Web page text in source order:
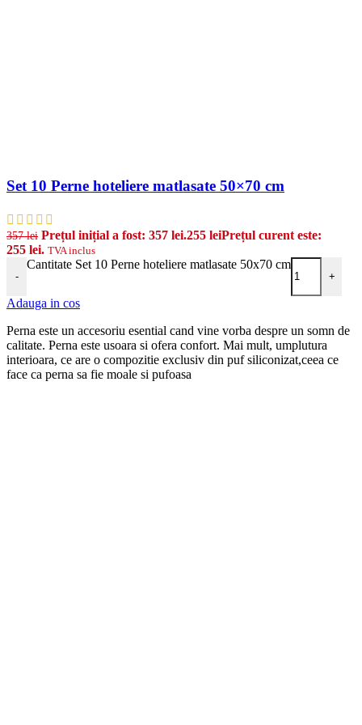
Set 10 Perne hoteliere matlasate 50×70 cm
357lei Prețul inițial a fost: 357 lei.255 leiPrețul curent este:
255 lei. TVA inclus
-
Cantitate Set 10 Perne hoteliere matlasate 50x70 cm
+
Adauga in cos
Perna este un accesoriu esential cand vine vorba despre un somn de
calitate. Perna este usoara si ofera confort. Mai mult, umplutura
interioara, ce are o compozitie exclusiv din puf siliconizat,ceea ce
face ca perna sa fie moale si pufoasa